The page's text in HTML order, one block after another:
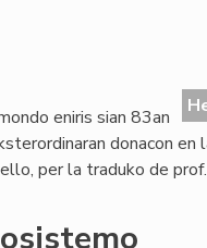
eniris sian 83an
donacon en
per la traduko de